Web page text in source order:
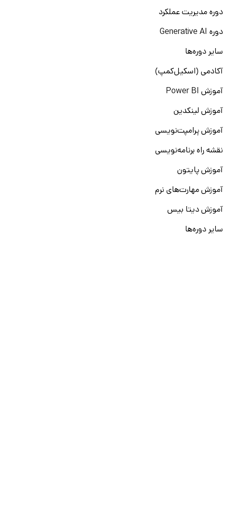
دوره مدیریت عملکرد
دوره Generative AI
سایر دوره‌ها
آکادمی (اسکیل‌کمپ)
آموزش Power BI
آموزش لینکدین
آموزش پرامپت‌نویسی
نقشه راه برنامه‌نویسی
آموزش پایتون
آموزش مهارت‌های نرم
آموزش دیتا بیس
سایر دوره‌ها